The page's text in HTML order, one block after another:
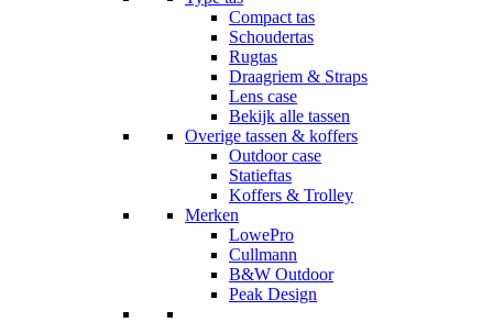
Compact tas
Schoudertas
Rugtas
Draagriem & Straps
Lens case
Bekijk alle tassen
Overige tassen & koffers
Outdoor case
Statieftas
Koffers & Trolley
Merken
LowePro
Cullmann
B&W Outdoor
Peak Design